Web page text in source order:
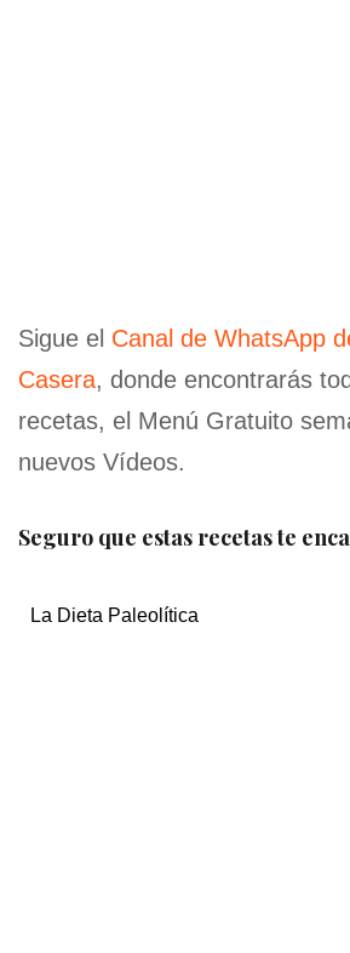
Sigue el Canal de WhatsApp
Casera, donde encontrarás
recetas, el Menú Gratuito
nuevos Vídeos.
Seguro que estas recetas te
La Dieta Paleolítica